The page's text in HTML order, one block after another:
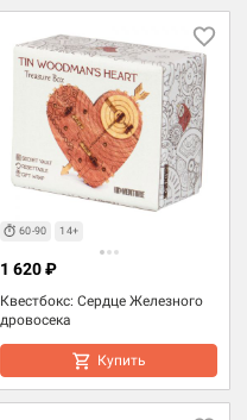
60-90 14+
Квестбокс: Сердце Железного
дровосека
1 620 ₽
Купить